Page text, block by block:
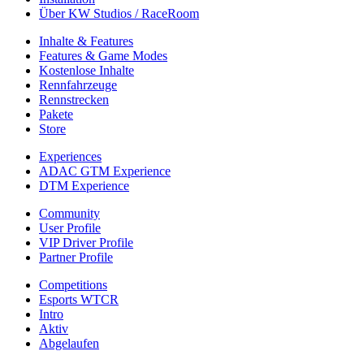
Über KW Studios / RaceRoom
Inhalte & Features
Features & Game Modes
Kostenlose Inhalte
Rennfahrzeuge
Rennstrecken
Pakete
Store
Experiences
ADAC GTM Experience
DTM Experience
Community
User Profile
VIP Driver Profile
Partner Profile
Competitions
Esports WTCR
Intro
Aktiv
Abgelaufen